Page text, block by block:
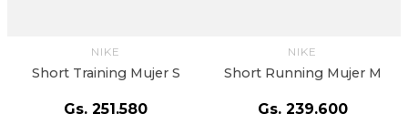
NIKE
Short Training Mujer S
Gs. 251 .580
NIKE
Short Running Mujer M
Gs. 239.600